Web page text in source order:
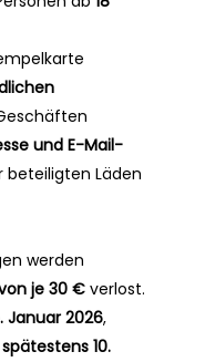
und E-Mail-
Läden
werden
je 30 €verlost.
Januar 2026,
10.